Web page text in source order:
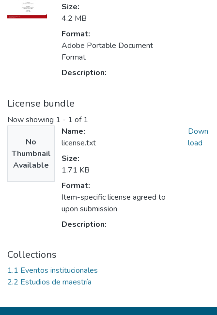
Size:
4.2 MB
Format:
Adobe Portable Document
Format
Description:
License bundle
Now showing 1 - 1 of 1
No
Thumbnail
Available
Name:
license.txt
Size:
1.71 KB
Format:
Item-specific license agreed to
upon submission
Description:
Down
load
Collections
1.1 Eventos institucionales
2.2 Estudios de maestría